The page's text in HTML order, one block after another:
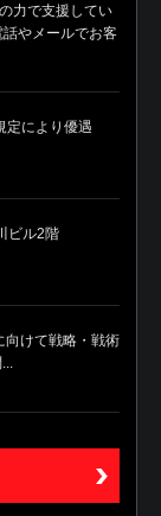
力で支援してい
やメールでお客
定により優遇
ビル2階
向けて戦略・戦術